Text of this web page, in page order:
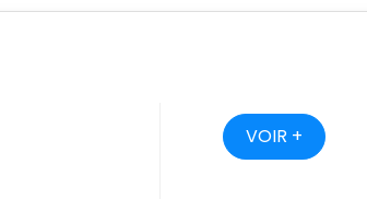
VOIR +